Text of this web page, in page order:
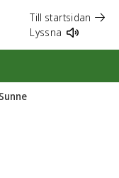
Till startsidan
Lyssna